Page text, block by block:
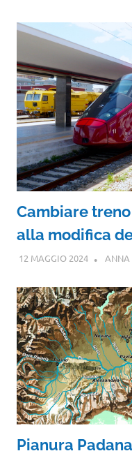
Cambiare
alla modifica
12 MAGGIO 2024 ANNA
Pianura